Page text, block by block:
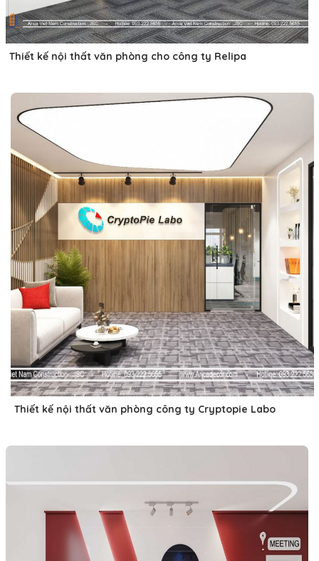
Thiết kế nội thất văn phòng cho công ty Relipa
Thiết kế nội thất văn phòng công ty Cryptopie Labo